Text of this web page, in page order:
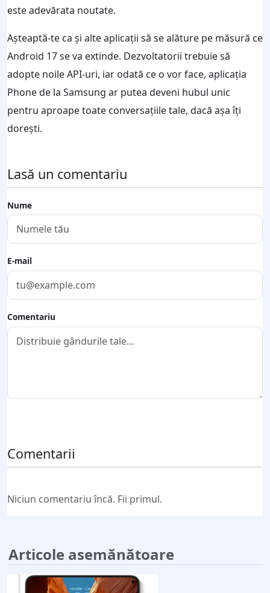
este adevărata noutate.
Așteaptă-te ca și alte aplicații să se alăture pe măsură ce
Android 17 se va extinde. Dezvoltatorii trebuie să
adopte noile API-uri, iar odată ce o vor face, aplicația
Phone de la Samsung ar putea deveni hubul unic
pentru aproape toate conversațiile tale, dacă așa îți
dorești.
Lasă un comentariu
Nume
E-mail
Comentariu
Comentarii
Niciun comentariu încă. Fii primul.
Articole asemănătoare